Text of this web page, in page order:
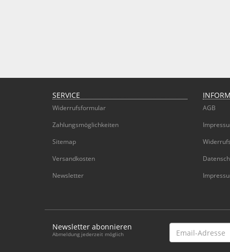
SERVICE
Widerrufsformular
Zahlungsmöglichkeiten
Sitemap
Versandkosten
Newsletter
AGB
Newsletter abonnieren
Abmeldung jederzeit möglich
Email-
Adresse